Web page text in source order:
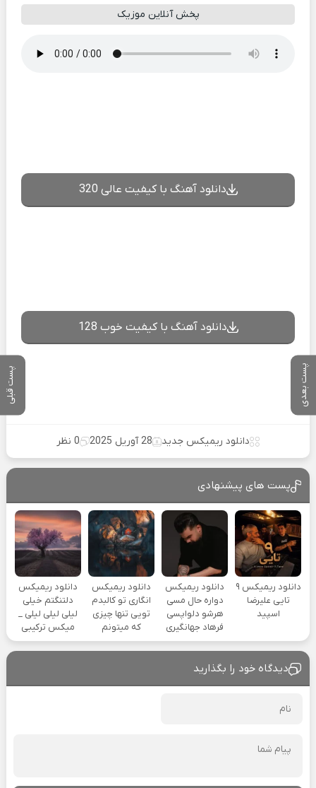
پست بعدی پست قبلی
پخش آنلاین موزیک
دانلود آهنگ با کیفیت عالی 320
دانلود آهنگ با کیفیت خوب 128
دانلود ریمیکس جدید 28 آوریل 2025 0 نظر
پست های پیشنهادی
دانلود ریمیکس ۹
تایی علیرضا
اسپید
دانلود ریمیکس
دواره حال مسی
هرشو دلواپسی
فرهاد جهانگیری
دانلود ریمیکس
انگاری تو کالبدم
تویی تنها چیزی
که میتونم
دانلود ریمیکس
دلتنگتم خیلی
لیلی لیلی لیلی _
میکس ترکیبی
دیدگاه خود را بگذارید